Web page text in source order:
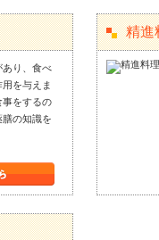
あり、食べ
を与えま
事をするの
の知識を
精進